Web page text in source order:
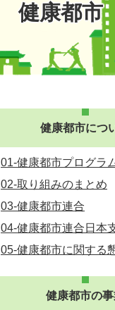
健康都
健康都市につ
01-健康都市プログラ
02-取り組みのまとめ
03-健康都市連合
04-健康都市連合日本
05-健康都市に関する
健康都市の